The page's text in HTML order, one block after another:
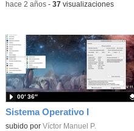
-hace 2 años- 37 visualizaciones
Sistema Operativo I
Contenido educativo.
subido por Víctor Manuel P.
00′ 36″